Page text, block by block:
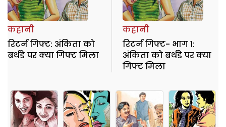
कहानी
रिटर्न गिफ्ट: अंकिता को
बर्थडे पर क्या गिफ्ट मिला
कहानी
रिटर्न गिफ्ट- भाग 1:
अंकिता को बर्थडे पर क्या
गिफ्ट मिला